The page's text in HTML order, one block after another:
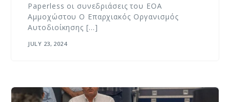
Paperless οι συνεδριάσεις του ΕΟΑ
Αμμοχώστου Ο Επαρχιακός Οργανισμός
Αυτοδιοίκησης […]
JULY 23, 2024